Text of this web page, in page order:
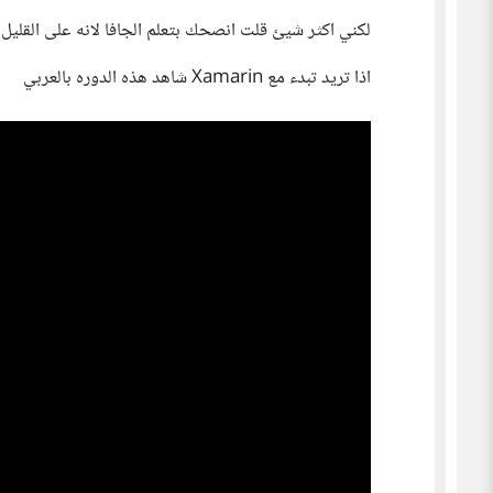
لكني اكثر شيئ قلت انصحك بتعلم الجافا لانه على
اذا تريد تبدء مع Xamarin شاهد هذه الدوره بالعربي